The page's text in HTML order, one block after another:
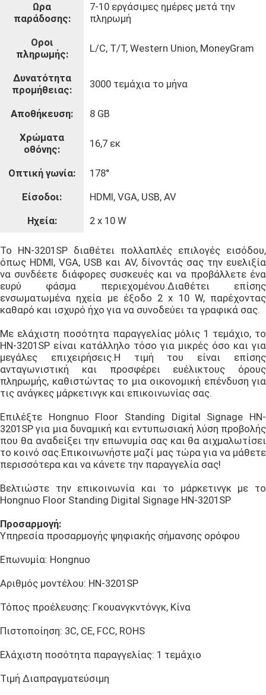
Ωρα
παράδοσης:
7-10 εργάσιμες ημέρες μετά την
πληρωμή
Οροι
πληρωμής:
L/C, T/T, Western Union, MoneyGram
Δυνατότητα
προμήθειας:
3000 τεμάχια το μήνα
Αποθήκευση:
8 GB
Χρώματα
οθόνης:
16,7 εκ
Οπτική γωνία:
178°
Είσοδοι:
HDMI, VGA, USB, AV
Ηχεία:
2 x 10 W
Το HN-3201SP διαθέτει πολλαπλές επιλογές εισόδου,
όπως HDMI, VGA, USB και AV, δίνοντάς σας την ευελιξία
να συνδέετε διάφορες συσκευές και να προβάλλετε ένα
ευρύ φάσμα περιεχομένου.Διαθέτει επίσης
ενσωματωμένα ηχεία με έξοδο 2 x 10 W, παρέχοντας
καθαρό και ισχυρό ήχο για να συνοδεύει τα γραφικά σας.
Με ελάχιστη ποσότητα παραγγελίας μόλις 1 τεμάχιο, το
HN-3201SP είναι κατάλληλο τόσο για μικρές όσο και για
μεγάλες επιχειρήσεις.Η τιμή του είναι επίσης
ανταγωνιστική και προσφέρει ευέλικτους όρους
πληρωμής, καθιστώντας το μια οικονομική επένδυση για
τις ανάγκες μάρκετινγκ και επικοινωνίας σας.
Επιλέξτε Hongnuo Floor Standing Digital Signage HN-
3201SP για μια δυναμική και εντυπωσιακή λύση προβολής
που θα αναδείξει την επωνυμία σας και θα αιχμαλωτίσει
το κοινό σας.Επικοινωνήστε μαζί μας τώρα για να μάθετε
περισσότερα και να κάνετε την παραγγελία σας!
Βελτιώστε την επικοινωνία και το μάρκετινγκ με το
Hongnuo Floor Standing Digital Signage HN-3201SP
Προσαρμογή:
Υπηρεσία προσαρμογής ψηφιακής σήμανσης ορόφου
Επωνυμία: Hongnuo
Αριθμός μοντέλου: HN-3201SP
Τόπος προέλευσης: Γκουανγκντόνγκ, Κίνα
Πιστοποίηση: 3C, CE, FCC, ROHS
Ελάχιστη ποσότητα παραγγελίας: 1 τεμάχιο
Τιμή Διαπραγματεύσιμη